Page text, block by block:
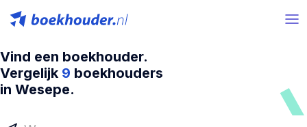
Vind een boekhouder.
Vergelijk 9 boekhouders
in Wesepe.